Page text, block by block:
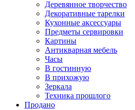
Деревянное творчество
Декоративные тарелки
Кухонные аксессуары
Предметы сервировки
Картины
Антикварная мебель
Часы
В гостинную
В прихожую
Зеркала
Техника прошлого
Продано